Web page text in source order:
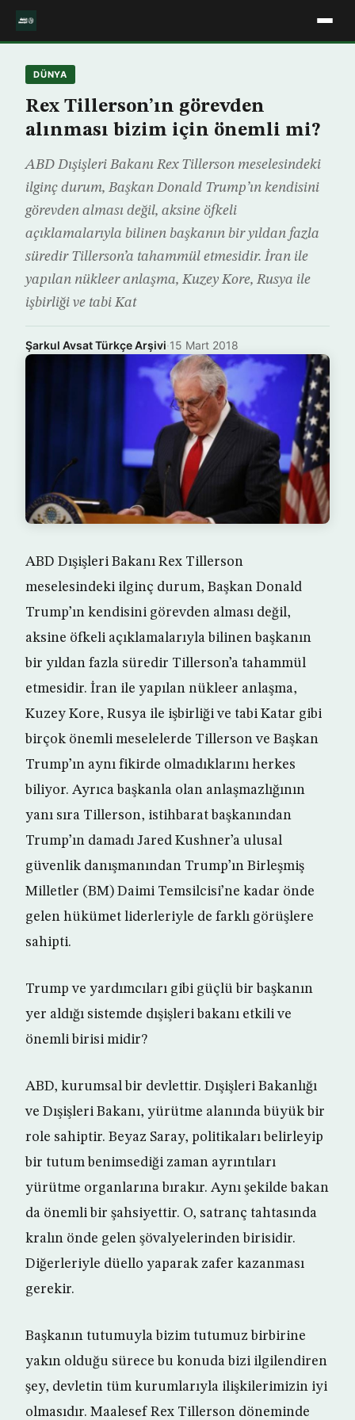
DÜNYA
Rex Tillerson’ın görevden
alınması bizim için önemli mi?
ABD Dışişleri Bakanı Rex Tillerson meselesindeki
ilginç durum, Başkan Donald Trump’ın kendisini
görevden alması değil, aksine öfkeli
açıklamalarıyla bilinen başkanın bir yıldan fazla
süredir Tillerson’a tahammül etmesidir. İran ile
yapılan nükleer anlaşma, Kuzey Kore, Rusya ile
işbirliği ve tabi Kat
Şarkul Avsat Türkçe Arşivi·15 Mart 2018
ABD Dışişleri Bakanı Rex Tillerson
meselesindeki ilginç durum, Başkan Donald
Trump’ın kendisini görevden alması değil,
aksine öfkeli açıklamalarıyla bilinen başkanın
bir yıldan fazla süredir Tillerson’a tahammül
etmesidir. İran ile yapılan nükleer anlaşma,
Kuzey Kore, Rusya ile işbirliği ve tabi Katar gibi
birçok önemli meselelerde Tillerson ve Başkan
Trump’ın aynı fikirde olmadıklarını herkes
biliyor. Ayrıca başkanla olan anlaşmazlığının
yanı sıra Tillerson, istihbarat başkanından
Trump’ın damadı Jared Kushner’a ulusal
güvenlik danışmanından Trump’ın Birleşmiş
Milletler (BM) Daimi Temsilcisi’ne kadar önde
gelen hükümet liderleriyle de farklı görüşlere
sahipti.
Trump ve yardımcıları gibi güçlü bir başkanın
yer aldığı sistemde dışişleri bakanı etkili ve
önemli birisi midir?
ABD, kurumsal bir devlettir. Dışişleri Bakanlığı
ve Dışişleri Bakanı, yürütme alanında büyük bir
role sahiptir. Beyaz Saray, politikaları belirleyip
bir tutum benimsediği zaman ayrıntıları
yürütme organlarına bırakır. Aynı şekilde bakan
da önemli bir şahsiyettir. O, satranç tahtasında
kralın önde gelen şövalyelerinden birisidir.
Diğerleriyle düello yaparak zafer kazanması
gerekir.
Başkanın tutumuyla bizim tutumuz birbirine
yakın olduğu sürece bu konuda bizi ilgilendiren
şey, devletin tüm kurumlarıyla ilişkilerimizin iyi
olmasıdır. Maalesef Rex Tillerson döneminde